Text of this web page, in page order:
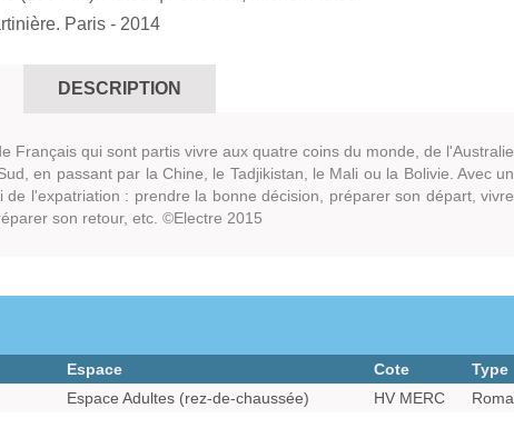
Paris - 2014
DESCRIPTION
Français qui sont partis vivre aux quatre coins du monde, de l'Australie
en passant par la Chine, le Tadjikistan, le Mali ou la Bolivie. Avec un
de l'expatriation : prendre la bonne décision, préparer son départ, vivre
son retour, etc. ©Electre 2015
Espace Cote Type
Espace Adultes (rez-de-chaussée) HV MERC